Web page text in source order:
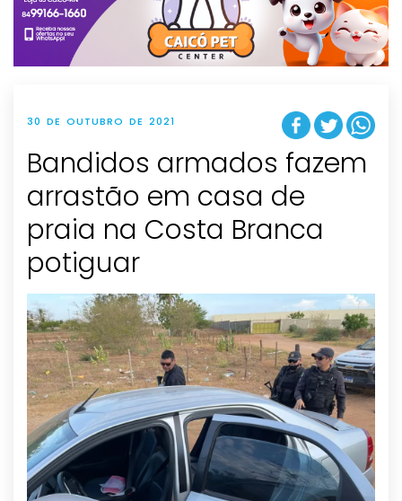
t
i
o
n
30 DE OUTUBRO DE 2021
Bandidos armados fazem
arrastão em casa de
praia na Costa Branca
potiguar